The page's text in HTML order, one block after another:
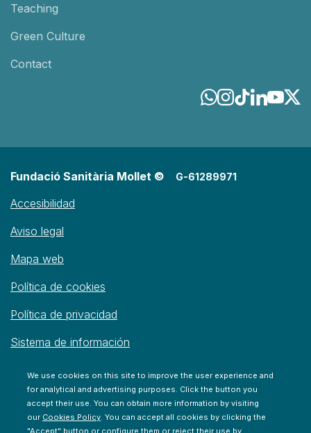
Teaching
Green Culture
Contact
Fundació Sanitària Mollet © G-61289971
Accesibilidad
Aviso legal
Mapa web
Política de cookies
Política de privacidad
Sistema de información
We use cookies on this site to improve the user experience and
for analytical and advertising purposes. Click the button you
accept their use. You can obtain more information by visiting
our Cookies Policy. You can accept all cookies by clicking the
"Accept" button or configure them or reject their use by